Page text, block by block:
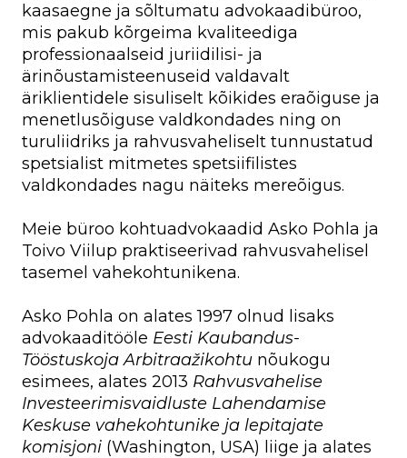
kaasaegne ja sõltumatu advokaadibüroo,
mis pakub kõrgeima kvaliteediga
professionaalseid juriidilisi- ja
ärinõustamisteenuseid valdavalt
äriklientidele sisuliselt kõikides eraõiguse ja
menetlusõiguse valdkondades ning on
turuliidriks ja rahvusvaheliselt tunnustatud
spetsialist mitmetes spetsiifilistes
valdkondades nagu näiteks mereõigus.
Meie büroo kohtuadvokaadid Asko Pohla ja
Toivo Viilup praktiseerivad rahvusvahelisel
tasemel vahekohtunikena.
Asko Pohla on alates 1997 olnud lisaks
advokaaditööle Eesti Kaubandus-
Tööstuskoja Arbitraažikohtu nõukogu
esimees, alates 2013 Rahvusvahelise
Investeerimisvaidluste Lahendamise
Keskuse vahekohtunike ja lepitajate
komisjoni (Washington, USA) liige ja alates